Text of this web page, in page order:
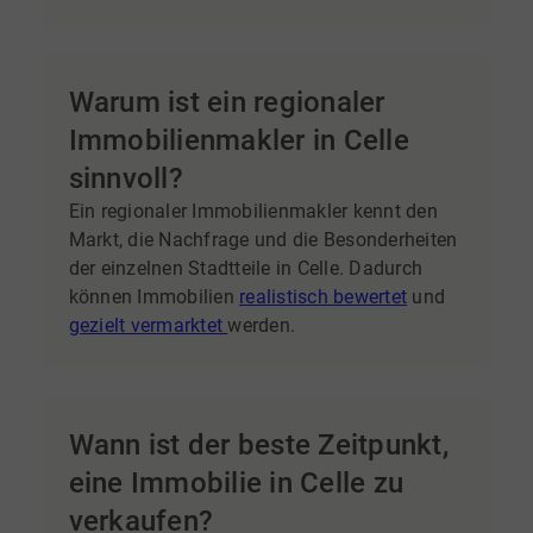
Schritten des Verkaufsund hilft häufig
dabei, einen marktgerechten Preiszu
erzielen.
Warum ist ein regionaler
Immobilienmakler in Celle
sinnvoll?
Ein regionaler Immobilienmakler kennt den
Markt, die Nachfrage und die Besonderheiten
der einzelnen Stadtteile in Celle. Dadurch
können Immobilien realistisch bewertet und
gezielt vermarktetwerden.
Wann ist der beste Zeitpunkt,
eine Immobilie in Celle zu
verkaufen?